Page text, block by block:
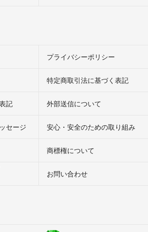
プライバシーポリシー
特定商取引法に基づく表記
記 外部送信について
セージ 安心・安全のための取り組み
商標権について
お問い合わせ